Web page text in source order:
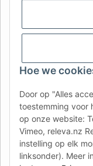
Hoe we
Door op "Alles
toestemming voor
op onze website:
Vimeo, releva.nz
instelling op elk
linksonder). Meer
SE
AFATEK Nederland
en
Technisch
Rechtstreekse
Duitsland.Aanbod